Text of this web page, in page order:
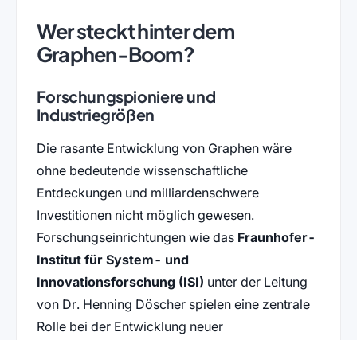
Wer steckt hinter dem
Graphen-Boom?
Forschungspioniere und
Industriegrößen
Die rasante Entwicklung von Graphen wäre
ohne bedeutende wissenschaftliche
Entdeckungen und milliardenschwere
Investitionen nicht möglich gewesen.
Forschungseinrichtungen wie das Fraunhofer-
Institut für System- und
Innovationsforschung (ISI) unter der Leitung
von Dr. Henning Döscher spielen eine zentrale
Rolle bei der Entwicklung neuer